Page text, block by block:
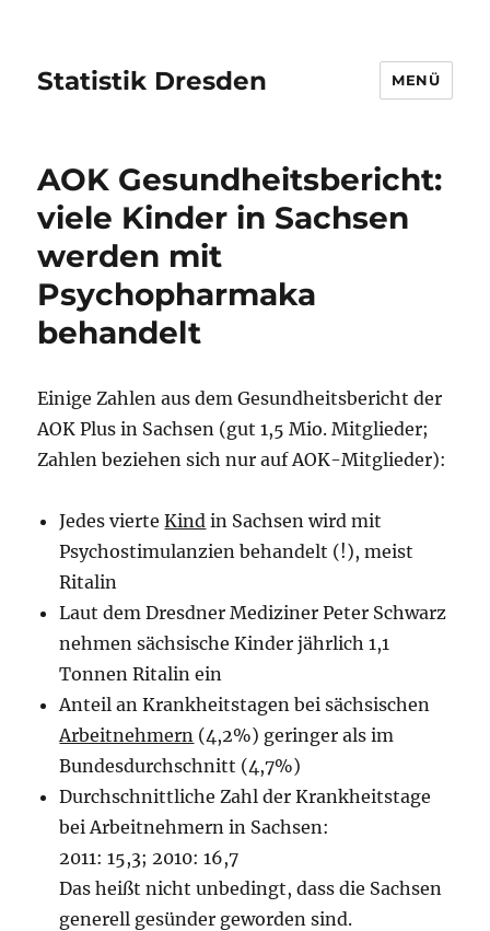
Statistik Dresden MENÜ
AOK Gesundheitsbericht:
viele Kinder in Sachsen
werden mit
Psychopharmaka
behandelt
Einige Zahlen aus dem Gesundheitsbericht der
AOK Plus in Sachsen (gut 1,5 Mio. Mitglieder;
Zahlen beziehen sich nur auf AOK-Mitglieder):
Jedes vierteKind in Sachsen wird mit
Psychostimulanzien behandelt (!), meist
Ritalin
Laut dem Dresdner Mediziner Peter Schwarz
nehmen sächsische Kinder jährlich 1,1
Tonnen Ritalin ein
Anteil an Krankheitstagen bei sächsischen
Arbeitnehmern (4,2%) geringer als im
Bundesdurchschnitt (4,7%)
Durchschnittliche Zahl der Krankheitstage
bei Arbeitnehmern in Sachsen:
2011: 15,3; 2010: 16,7
Das heißt nicht unbedingt, dass die Sachsen
generell gesünder geworden sind.